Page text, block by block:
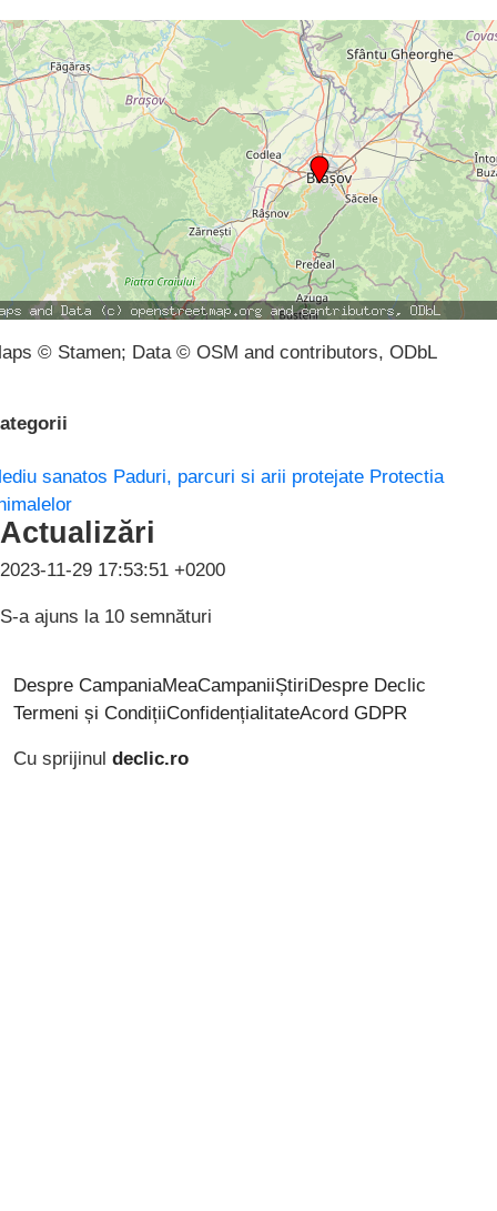
© Stamen; Data © OSM and contributors, ODbL
sanatos Paduri, parcuri si arii protejate Protectia
Actualizări
2023-11-29 17:53:51 +0200
S-a ajuns la 10 semnături
Despre CampaniaMeaCampaniiȘtiriDespre Declic
Termeni și CondițiiConfidențialitateAcord GDPR
Cu sprijinul declic.ro